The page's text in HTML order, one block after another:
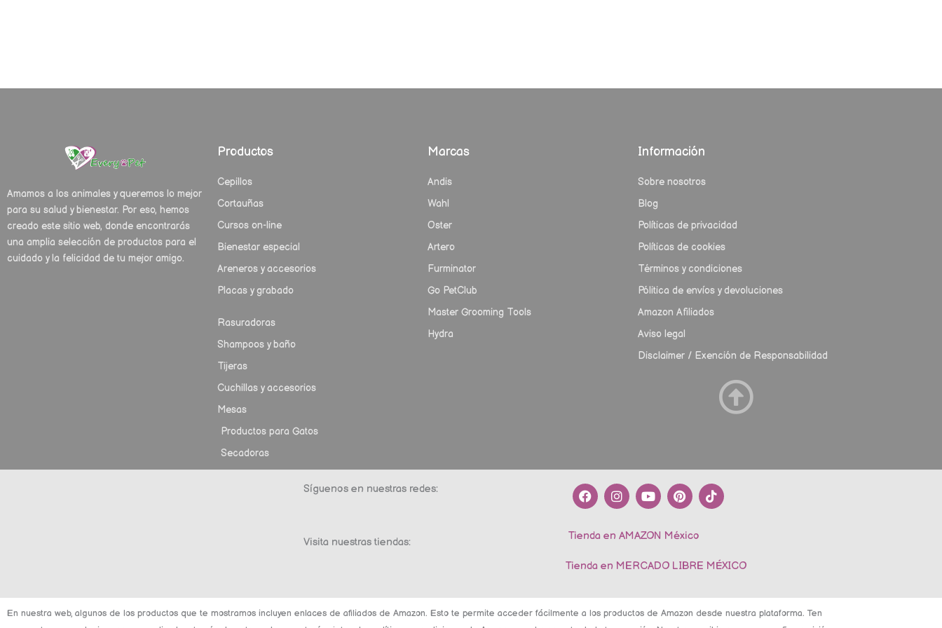
Amamos a los animales y queremos lo mejor
para su salud y bienestar. Por eso, hemos
creado este sitio web, donde encontrarás
una amplia selección de productos para el
cuidado y la felicidad de tu mejor amigo.
Productos
Cepillos
Cortauñas
Cursos on-line
Bienestar especial
Areneros y accesorios
Placas y grabado
Rasuradoras
Shampoos y baño
Tijeras
Cuchillas y accesorios
Mesas
Productos para Gatos
Secadoras
Marcas
Andis
Wahl
Oster
Artero
Furminator
Go PetClub
Master Grooming Tools
Hydra
Información
Sobre nosotros
Blog
Políticas de privacidad
Políticas de cookies
Términos y condiciones
Pólitica de envíos y devoluciones
Amazon Afiliados
Aviso legal
Disclaimer / Exención de Responsabilidad
Síguenos en nuestras redes:
F
a
b
o
I
n
a
r
Y
o
u
e
P
i
e
e
T
i
Visita nuestras tiendas: Tienda en AMAZON México
Tienda en MERCADO LIBRE MÉXICO
En nuestra web, algunos de los productos que te mostramos incluyen enlaces de afiliados de Amazon. Esto te permite acceder fácilmente a los productos de Amazon desde nuestra plataforma. Ten